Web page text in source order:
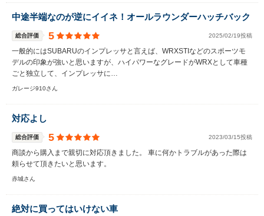
中途半端なのが逆にイイネ！オールラウンダーハッチバック
総合評価 5 2025/02/19投稿
一般的にはSUBARUのインプレッサと言えば、WRXSTIなどのスポーツモ
デルの印象が強いと思いますが、ハイパワーなグレードがWRXとして車種
ごと独立して、インプレッサに…
ガレージ910さん
対応よし
総合評価 5 2023/03/15投稿
商談から購入まで親切に対応頂きました。 車に何かトラブルがあった際は
頼らせて頂きたいと思います。
赤城さん
絶対に買ってはいけない車